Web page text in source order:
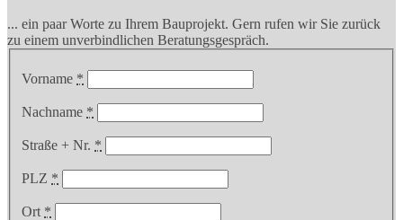
... ein paar Worte zu Ihrem Bauprojekt. Gern rufen wir Sie zurück
zu einem unverbindlichen Beratungsgespräch.
Vorname *
Nachname *
Straße + Nr. *
PLZ *
Ort *